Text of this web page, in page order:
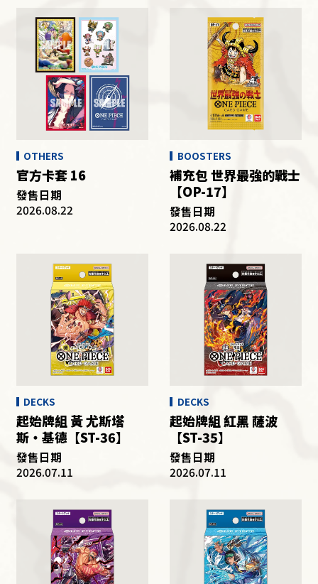
OTHERS
官方卡套 16
發售日期
2026.08.22
BOOSTERS
補充包 世界最強的戰士
【OP-17】
發售日期
2026.08.22
DECKS
起始牌組 黃 尤斯塔
斯・基德【ST-36】
發售日期
2026.07.11
DECKS
起始牌組 紅黑 薩波
【ST-35】
發售日期
2026.07.11